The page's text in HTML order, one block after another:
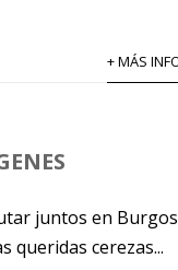
+ MÁS
juntos en
queridas cerezas...